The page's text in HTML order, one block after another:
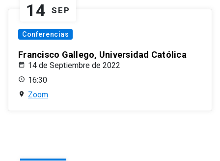
14 SEP
Conferencias
Francisco Gallego, Universidad Católica
14 de Septiembre de 2022
16:30
Zoom